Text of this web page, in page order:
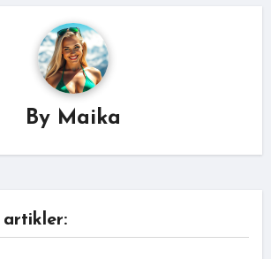
By Maika
artikler: